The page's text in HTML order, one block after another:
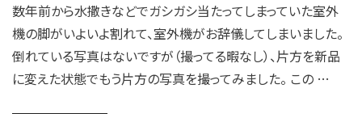
数年前から水撒きなどでガシガシ当たってしまっていた室外
機の脚がいよいよ割れて、室外機がお辞儀してしまいました。
倒れている写真はないですが（撮ってる暇なし）、片方を新品
に変えた状態でもう片方の写真を撮ってみました。 この …